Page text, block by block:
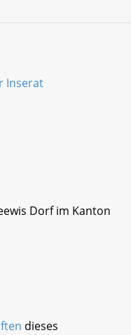
Dorf im Kanton
dieses